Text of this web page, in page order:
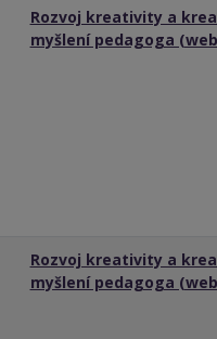
Rozvoj kreativity a
myšlení pedagoga
Rozvoj kreativity a
myšlení pedagoga